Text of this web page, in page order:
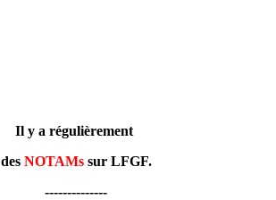
Il y a régulièrement
des NOTAMssur LFGF.
--------------